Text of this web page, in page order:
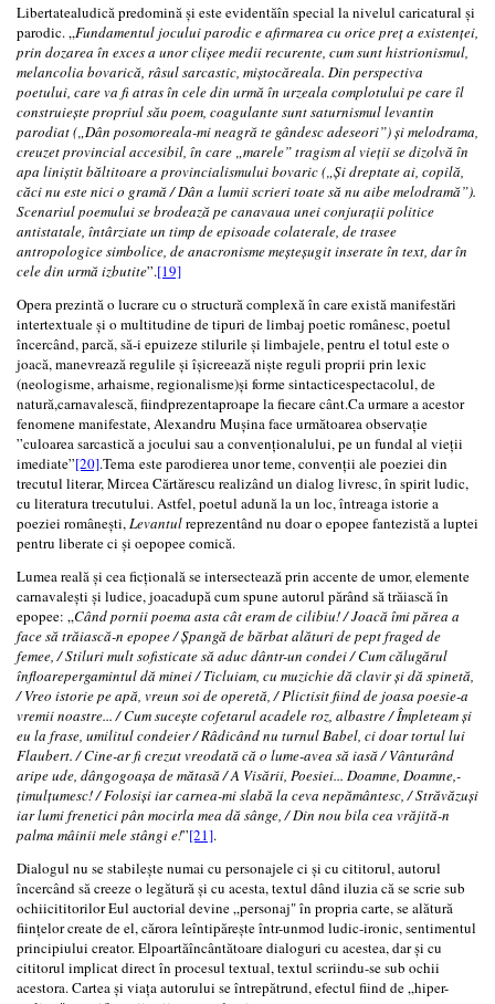
Libertatealudică predomină și este evidentăîn special la nivelul caricatural și
parodic. „Fundamentul jocului parodic e afirmarea cu orice preț a existenței,
prin dozarea în exces a unor clișee medii recurente, cum sunt histrionismul,
melancolia bovarică, râsul sarcastic, miștocăreala. Din perspectiva
poetului, care va fi atras în cele din urmă în urzeala complotului pe care îl
construiește propriul său poem, coagulante sunt saturnismul levantin
parodiat („Dân posomoreala-mi neagră te gândesc adeseori”) și melodrama,
creuzet provincial accesibil, în care „marele” tragism al vieții se dizolvă în
apa liniștit băltitoare a provincialismului bovaric („Și dreptate ai, copilă,
căci nu este nici o gramă / Dân a lumii scrieri toate să nu aibe melodramă”).
Scenariul poemului se brodează pe canavaua unei conjuraţii politice
antistatale, întârziate un timp de episoade colaterale, de trasee
antropologice simbolice, de anacronisme meșteșugit inserate în text, dar în
cele din urmă izbutite”.[19]
Opera prezintă o lucrare cu o structură complexă în care există manifestări
intertextuale și o multitudine de tipuri de limbaj poetic românesc, poetul
încercând, parcă, să-i epuizeze stilurile și limbajele, pentru el totul este o
joacă, manevrează regulile și îșicreează niște reguli proprii prin lexic
(neologisme, arhaisme, regionalisme)și forme sintacticespectacolul, de
natură,carnavalescă, fiindprezentaproape la fiecare cânt.Ca urmare a acestor
fenomene manifestate, Alexandru Mușina face următoarea observație
”culoarea sarcastică a jocului sau a convenționalului, pe un fundal al vieții
imediate”[20].Tema este parodierea unor teme, convenții ale poeziei din
trecutul literar, Mircea Cărtărescu realizând un dialog livresc, în spirit ludic,
cu literatura trecutului. Astfel, poetul adună la un loc, întreaga istorie a
poeziei românești,Levantulreprezentând nu doar o epopee fantezistă a luptei
pentru liberate ci și oepopee comică.
Lumea reală și cea ficțională se intersectează prin accente de umor, elemente
carnavalești și ludice, joacadupă cum spune autorul părând să trăiască în
epopee: „Când pornii poema asta cât eram de cilibiu! / Joacă îmi părea a
face să trăiască-n epopee / Șpangă de bărbat alături de pept fraged de
femee, / Stiluri mult sofisticate să aduc dântr-un condei / Cum călugărul
înfloarepergamintul dă minei / Ticluiam, cu muzichie dă clavir și dă spinetă,
/ Vreo istorie pe apă, vreun soi de operetă, / Plictisit fiind de joasa poesie-a
vremii noastre... / Cum suceşte cofetarul acadele roz, albastre / Împleteam și
eu la frase, umilitul condeier / Râdicând nu turnul Babel, ci doar tortul lui
Flaubert. / Cine-ar fi crezut vreodată că o lume-avea să iasă / Vânturând
aripe ude, dângogoaşa de mătasă / A Visării, Poesiei... Doamne, Doamne,-
țimulțumesc! / Folosiși iar carnea-mi slabă la ceva nepământesc, / Străvăzuși
iar lumi frenetici pân mocirla mea dă sânge, / Din nou bila cea vrăjită-n
palma mâinii mele stângi e!”[21].
Dialogul nu se stabilește numai cu personajele ci și cu cititorul, autorul
încercând să creeze o legătură și cu acesta, textul dând iluzia că se scrie sub
ochiicititorilor Eul auctorial devine „personaj" în propria carte, se alătură
ființelor create de el, cărora leîntipărește într-unmod ludic-ironic, sentimentul
principiului creator. Elpoartăîncântătoare dialoguri cu acestea, dar și cu
cititorul implicat direct în procesul textual, textul scriindu-se sub ochii
acestora. Cartea și viața autorului se întrepătrund, efectul fiind de „hiper-